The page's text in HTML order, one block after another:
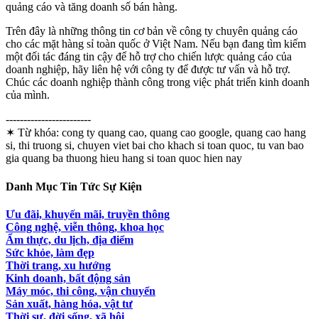
quảng cáo và tăng doanh số bán hàng.
Trên đây là những thông tin cơ bản về công ty chuyên quảng cáo
cho các mặt hàng sỉ toàn quốc ở Việt Nam. Nếu bạn đang tìm kiếm
một đối tác đáng tin cậy để hỗ trợ cho chiến lược quảng cáo của
doanh nghiệp, hãy liên hệ với công ty để được tư vấn và hỗ trợ.
Chúc các doanh nghiệp thành công trong việc phát triển kinh doanh
của mình.
------------------------
✶ Từ khóa: cong ty quang cao, quang cao google, quang cao hang
si, thi truong si, chuyen viet bai cho khach si toan quoc, tu van bao
gia quang ba thuong hieu hang si toan quoc hien nay
Danh Mục Tin Tức Sự Kiện
Ưu đãi, khuyến mãi, truyền thông
Công nghệ, viễn thông, khoa học
Ẩm thực, du lịch, địa điểm
Sức khỏe, làm đẹp
Thời trang, xu hướng
Kinh doanh, bất động sản
Máy móc, thi công, vận chuyển
Sản xuất, hàng hóa, vật tư
Thời sự, đời sống, xã hội